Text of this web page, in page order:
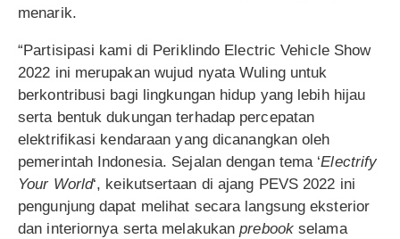
menarik.
“Partisipasi kami di Periklindo Electric Vehicle Show
2022 ini merupakan wujud nyata Wuling untuk
berkontribusi bagi lingkungan hidup yang lebih hijau
serta bentuk dukungan terhadap percepatan
elektrifikasi kendaraan yang dicanangkan oleh
pemerintah Indonesia. Sejalan dengan tema ‘Electrify
Your World‘, keikutsertaan di ajang PEVS 2022 ini
pengunjung dapat melihat secara langsung eksterior
dan interiornya serta melakukanprebookselama